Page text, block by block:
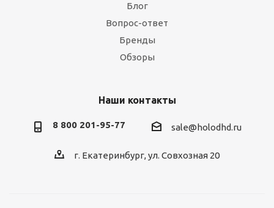
Блог
Вопрос-ответ
Бренды
Обзоры
Наши контакты
8 800 201-95-77 sale@holodhd.ru
г. Екатеринбург, ул. Совхозная 20